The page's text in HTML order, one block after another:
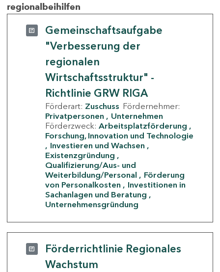
regionalbeihilfen
Gemeinschaftsaufgabe
"Verbesserung der
regionalen
Wirtschaftsstruktur" -
Richtlinie GRW RIGA
Förderart: Zuschuss Fördernehmer:
Privatpersonen
Unternehmen
Förderzweck: Arbeitsplatzförderung
Forschung, Innovation und Technologie
Investieren und Wachsen
Existenzgründung
Qualifizierung/Aus- und
Weiterbildung/Personal
Förderung
von Personalkosten
Investitionen in
Sachanlagen und Beratung
Unternehmensgründung
Förderrichtlinie Regionales
Wachstum